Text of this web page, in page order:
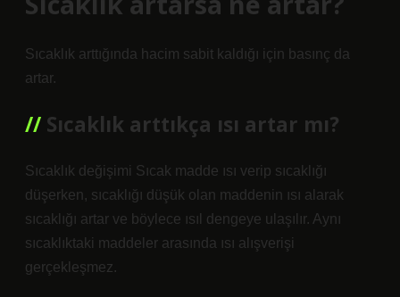
Sıcaklık arttığında hacim sabit kaldığı için basınç da
artar.
Sıcaklık arttıkça ısı artar mı?
Sıcaklık değişimi Sıcak madde ısı verip sıcaklığı
düşerken, sıcaklığı düşük olan maddenin ısı alarak
sıcaklığı artar ve böylece ısıl dengeye ulaşılır. Aynı
sıcaklıktaki maddeler arasında ısı alışverişi
gerçekleşmez.